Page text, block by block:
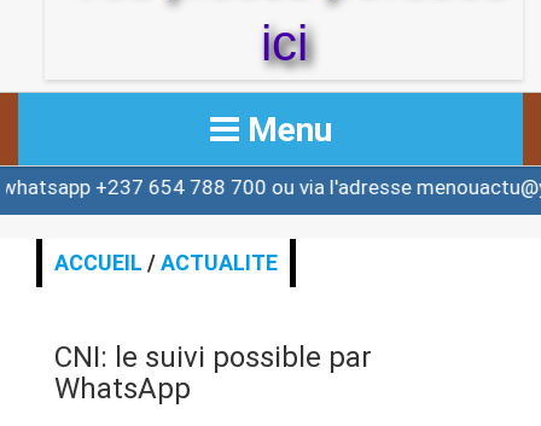
ici
Menu
ACCUEIL
ACTUALITE
ALERTE
654 788 700 ou via l'adresse
ACCUEIL /ACTUALITE
CNI: le suivi possible par
WhatsApp